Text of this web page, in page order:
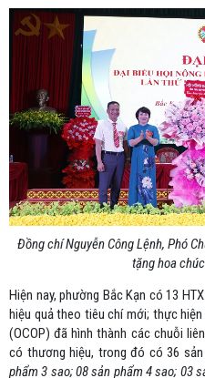
Đồng chí Nguyễn Công Lệnh, Phó
tặng hoa
Hiện nay, phường Bắc Kạn có 13
hiệu quả theo tiêu chí mới; thực
(OCOP) đã hình thành các chuỗi
có thương hiệu, trong đó có 36
phẩm 3 sao; 08 sản phẩm 4 sao; 03